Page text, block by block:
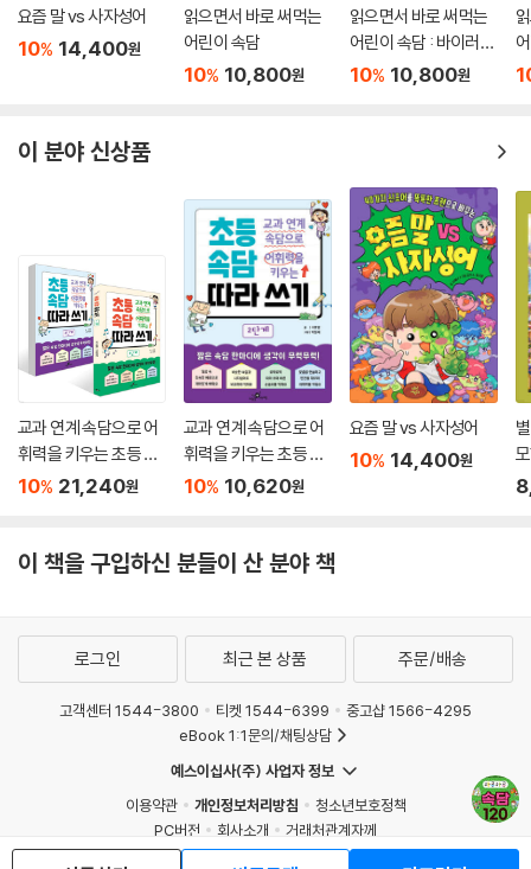
시장이 반찬
마파람에 게 눈 감추듯
고기도 먹어 본 사람이 많이 먹는다
개밥에 도토리
꿩 먹고 알 먹기
꿩 대신 닭
고양이 목에 방울 달기
못된 송아지 엉덩이에 뿔이 난다
쇠귀에 경 읽기
까마귀가 아저씨 하겠다
굼벵이도 구르는 재주가 있다
우물 안 개구리
찾아보기
요즘 말 vs 사자성어
10% 14,400원
읽으면서 바로 써먹는
어린이 속담
10% 10,800원
읽으면서 바로 써먹는
어린이 속담 : 바이러스
편
10% 10,800원
이 분야 신상품
교과 연계 속담으로 어
휘력을 키우는 초등 속
담 따라 쓰기 1~2 단계
10% 21,240원
교과 연계 속담으로 어
휘력을 키우는 초등 속
담 따라 쓰기 2단계
10% 10,620원
요즘 말 vs 사자성어
10% 14,400원
이 책을 구입하신 분들이 산 분야 책
로그인 최근 본 상품 주문/배송
고객센터 1544-3800 티켓 1544-6399
중고샵 1566-4295
eBook 1:1문의/채팅상담
예스이십사(주) 사업자 정보
이용약관
개인정보처리방침
청소년보호정책
PC버전
회사소개
거래처관계자께
도서홍보
광고